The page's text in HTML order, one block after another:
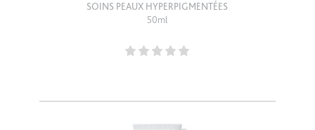
SOINS PEAUX HYPERPIGMENTÉES
50ml